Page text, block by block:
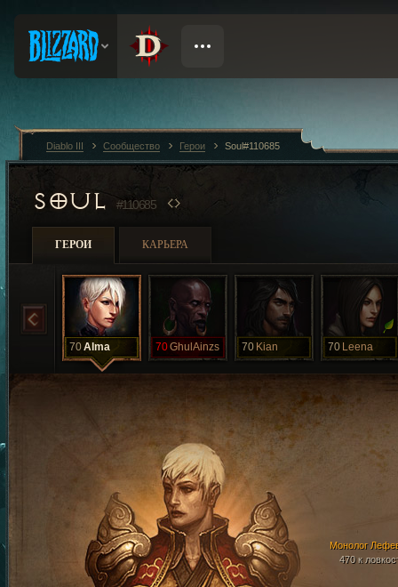
SOUL #110685
ГЕРОИ КАРЬЕРА
70Alma 70GhulAinzs 70 Kian 70 Leena
Монолог
470 к
Diablo III Сообщество Герои Soul#110685